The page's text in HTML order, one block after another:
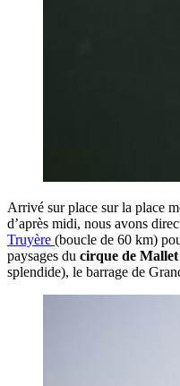
Arrivé sur place sur la place
d’après midi, nous avons
Truyère (boucle de 60 km)
paysages du cirque de Mallet
splendide), le barrage de